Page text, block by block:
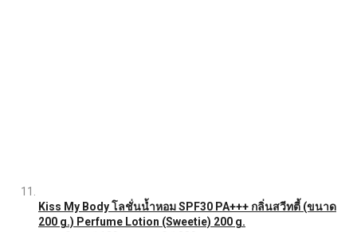
Kiss My Body โลชั่นน้ำหอม SPF30 PA+++ กลิ่นสวีทตี้ (ขนาด
200 g.) Perfume Lotion (Sweetie) 200 g.